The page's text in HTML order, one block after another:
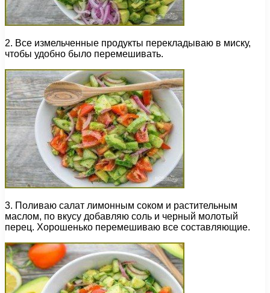
2. Все измельченные продукты перекладываю в миску,
чтобы удобно было перемешивать.
3. Поливаю салат лимонным соком и растительным
маслом, по вкусу добавляю соль и черный молотый
перец. Хорошенько перемешиваю все составляющие.